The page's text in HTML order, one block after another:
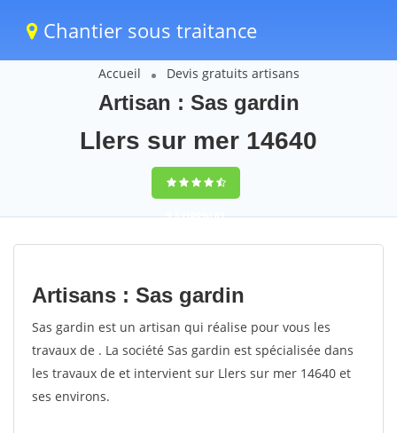
Chantier sous traitance
Accueil Devis gratuits artisans
Artisan : Sas gardin
Llers sur mer 14640
9,5(100%)81
votes
Artisans : Sas gardin
Sas gardin est un artisan qui réalise pour vous les
travaux de . La société Sas gardin est spécialisée dans
les travaux de et intervient sur Llers sur mer 14640 et
ses environs.